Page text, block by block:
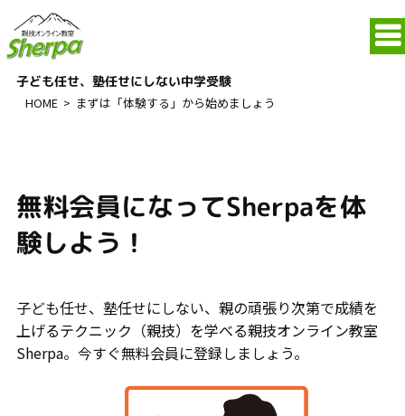
子ども任せ、塾任せにしない中学受験
HOME > まずは「体験する」から始めましょう
無料会員になってSherpaを体
験しよう！
子ども任せ、塾任せにしない、親の頑張り次第で成績を
上げるテクニック（親技）を学べる親技オンライン教室
Sherpa。今すぐ無料会員に登録しましょう。